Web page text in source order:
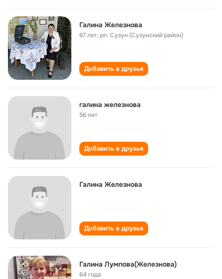
Галина Железнова
67 лет,рп. Сузун (Сузунский район)
Добавить в друзья
галина железнова
56 лет
Добавить в друзья
Галина Железнова
Добавить в друзья
Галина Лумпова(Железнова)
64 года